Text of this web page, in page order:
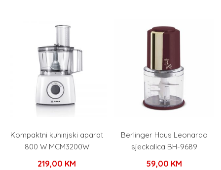
Kompaktni kuhinjski aparat
800 W MCM3200W
219,00 KM
Berlinger Haus Leonardo
sjeckalica BH-9689
59,00 KM